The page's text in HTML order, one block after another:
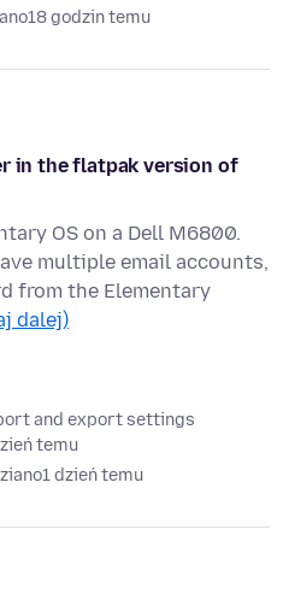
18 godzin temu
in the flatpak version of
OS on a Dell M6800.
multiple email accounts,
from the Elementary
dalej)
and export settings
temu
1 dzień temu